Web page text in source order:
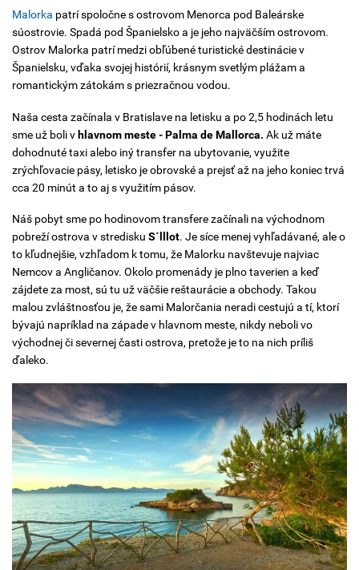
Malorka patrí spoločne s ostrovom Menorca pod Baleárske
súostrovie. Spadá pod Španielsko a je jeho najväčším ostrovom.
Ostrov Malorka patrí medzi obľúbené turistické destinácie v
Španielsku, vďaka svojej histórií, krásnym svetlým plážam a
romantickým zátokám s priezračnou vodou.
Naša cesta začínala v Bratislave na letisku a po 2,5 hodinách letu
sme už boli v hlavnom meste - Palma de Mallorca. Ak už máte
dohodnuté taxi alebo iný transfer na ubytovanie, využite
zrýchľovacie pásy, letisko je obrovské a prejsť až na jeho koniec trvá
cca 20 minút a to aj s využitím pásov.
Náš pobyt sme po hodinovom transfere začínali na východnom
pobreží ostrova v stredisku S´lllot. Je síce menej vyhľadávané, ale o
to kľudnejšie, vzhľadom k tomu, že Malorku navštevuje najviac
Nemcov a Angličanov. Okolo promenády je plno taverien a keď
zájdete za most, sú tu už väčšie reštaurácie a obchody. Takou
malou zvláštnosťou je, že sami Malorčania neradi cestujú a tí, ktorí
bývajú napríklad na západe v hlavnom meste, nikdy neboli vo
východnej či severnej časti ostrova, pretože je to na nich príliš
ďaleko.